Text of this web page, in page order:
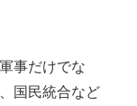
事だけでな
国民統合など